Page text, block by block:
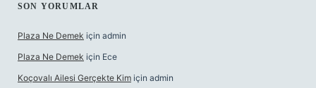
SON YORUMLAR
Plaza Ne Demek için admin
Plaza Ne Demek için Ece
Koçovalı Ailesi Gerçekte Kim için admin